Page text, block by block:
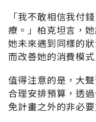
「我不敢相信我付
療。」柏克坦言，
她未來遇到同樣的
而改善她的消費模式
值得注意的是，大
合理安排預算，透
免計畫之外的非必要